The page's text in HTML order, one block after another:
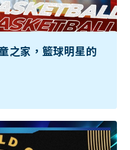
之家，籃球明星的